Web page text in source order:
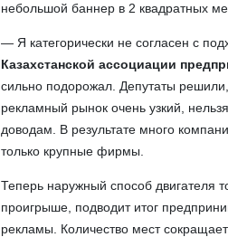
небольшой баннер в 2 квадратных
— Я категорически не согласен с
Казахстанской ассоциации
сильно подорожал. Депутаты
рекламный рынок очень узкий,
доводам. В результате много
только крупные фирмы.
Теперь наружный способ двигателя
проигрыше, подводит итог
рекламы. Количество мест